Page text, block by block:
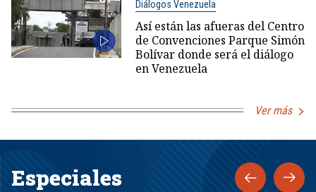
Diálogos Venezuela
Así están las afueras del Centro
de Convenciones Parque Simón
Bolívar donde será el diálogo
en Venezuela
Ver más
Especiales